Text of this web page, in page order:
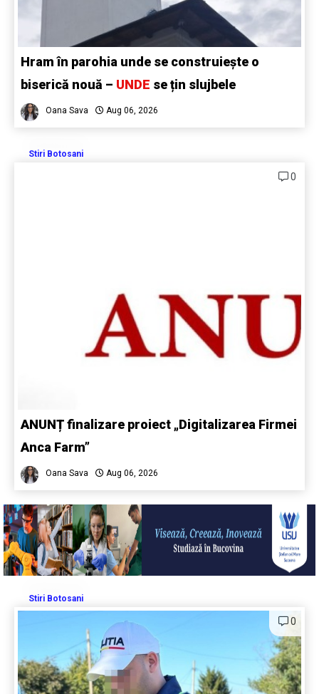
Hram în parohia unde se construiește o
biserică nouă – UNDE se țin slujbele
Oana Sava Aug 06, 2026
Stiri Botosani
0
ANUNȚ finalizare proiect „Digitalizarea Firmei
Anca Farm”
Oana Sava Aug 06, 2026
Stiri Botosani
0